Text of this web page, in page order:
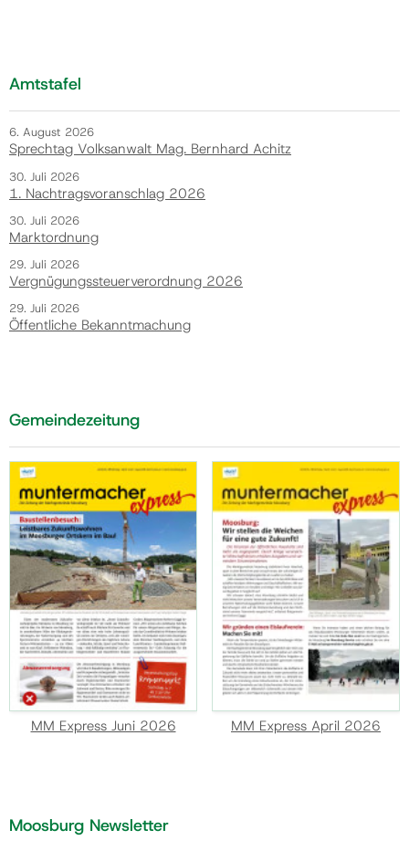
Amtstafel
6. August 2026
Sprechtag Volksanwalt Mag. Bernhard Achitz
30. Juli 2026
1. Nachtragsvoranschlag 2026
30. Juli 2026
Marktordnung
29. Juli 2026
Vergnügungssteuerverordnung 2026
29. Juli 2026
Öffentliche Bekanntmachung
Gemeindezeitung
MM Express Juni 2026 MM Express April 2026
Moosburg Newsletter